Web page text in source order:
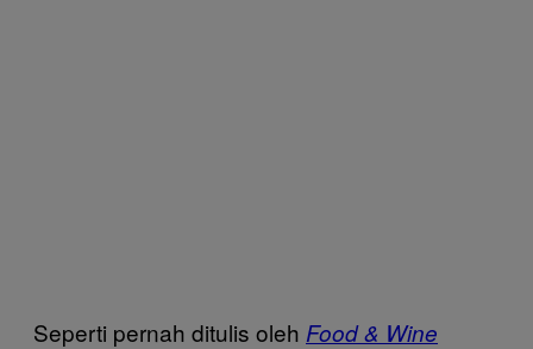
Seperti pernah ditulis oleh Food & Wine